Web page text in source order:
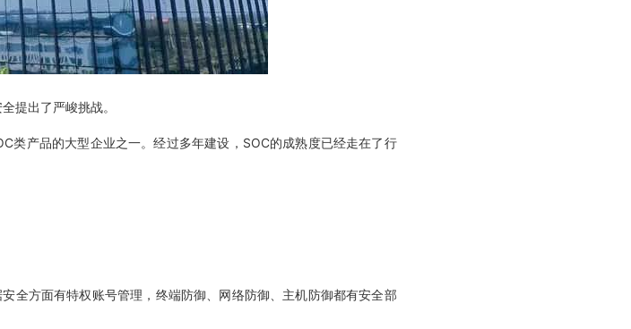
提出了严峻挑战。
产品的大型企业之一。经过多年建设，SOC的成熟度已经走在了行
全方面有特权账号管理，终端防御、网络防御、主机防御都有安全部